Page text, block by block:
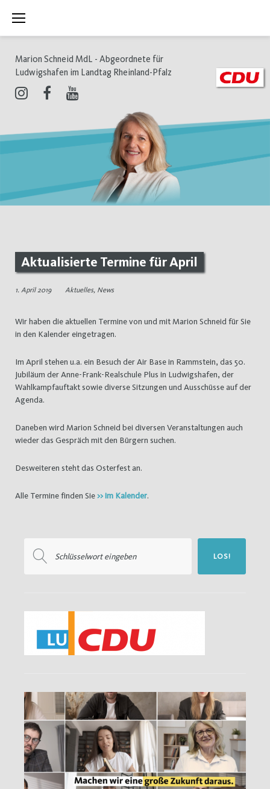
Inhalt
Marion Schneid MdL - Abgeordnete für
Ludwigshafen im Landtag Rheinland-Pfalz
Aktualisierte Termine für April
1. April 2019 Aktuelles, News
Wir haben die aktuellen Termine von und mit Marion Schneid für Sie
in den Kalender eingetragen.
Im April stehen u.a. ein Besuch der Air Base in Rammstein, das 50.
Jubiläum der Anne-Frank-Realschule Plus in Ludwigshafen, der
Wahlkampfauftakt sowie diverse Sitzungen und Ausschüsse auf der
Agenda.
Daneben wird Marion Schneid bei diversen Veranstaltungen auch
wieder das Gespräch mit den Bürgern suchen.
Desweiteren steht das Osterfest an.
Alle Termine finden Sie>> im Kalender.
nach:
LOS!